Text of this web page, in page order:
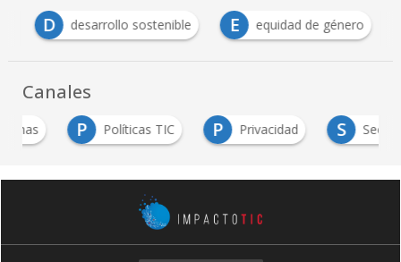
D desarrollo sostenible E equidad de género
Canales
P
Políticas TIC P Privacidad S Sector TI